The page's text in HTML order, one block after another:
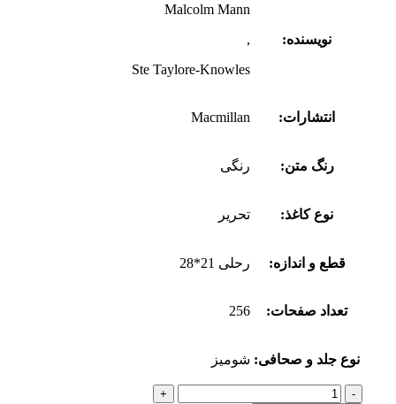
نویسنده:
Malcolm Mann
,
Ste Taylore-Knowles
انتشارات: Macmillan
رنگ متن: رنگی
نوع کاغذ: تحریر
قطع و اندازه: رحلی 21*28
تعداد صفحات: 256
نوع جلد و صحافی: شومیز